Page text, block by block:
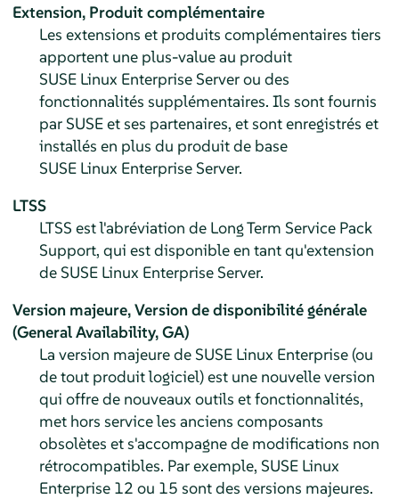
Extension, Produit complémentaire
Les extensions et produits complémentaires tiers
apportent une plus-value au produit
SUSE Linux Enterprise Serverou des
fonctionnalités supplémentaires. Ils sont fournis
par SUSE et ses partenaires, et sont enregistrés et
installés en plus du produit de base
SUSE Linux Enterprise Server.
LTSS
LTSS est l'abréviation de Long Term Service Pack
Support, qui est disponible en tant qu'extension
de SUSE Linux Enterprise Server.
Version majeure,Version de disponibilité générale
(General Availability, GA)
La version majeure de SUSE Linux Enterprise (ou
de tout produit logiciel) est une nouvelle version
qui offre de nouveaux outils et fonctionnalités,
met hors service les anciens composants
obsolètes et s'accompagne de modifications non
rétrocompatibles. Par exemple, SUSE Linux
Enterprise 12 ou 15 sont des versions majeures.